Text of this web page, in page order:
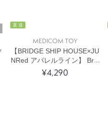
直 送
MEDICOM TOY
【BRIDGE SHIP HOUSE×JU
NRed アパレルライン】 Brid
ge Ship House Bucket Hat
¥4,290